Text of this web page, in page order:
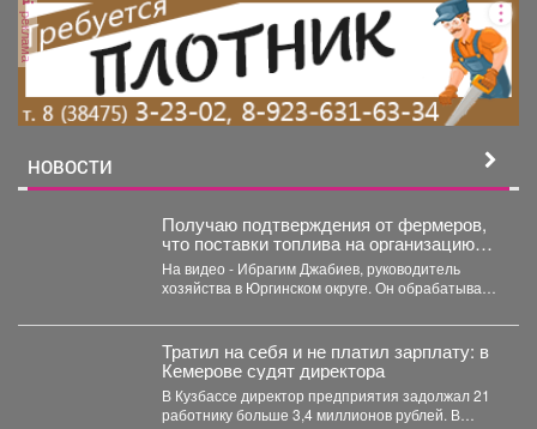
реклама
НОВОСТИ
Получаю подтверждения от фермеров,
что поставки топлива на организацию
уборочной кампании уже начались.
На видео - Ибрагим Джабиев, руководитель
хозяйства в Юргинском округе. Он обрабатывает
Тратил на себя и не платил зарплату: в
Кемерове судят директора
В Кузбассе директор предприятия задолжал 21
работнику больше 3,4 миллионов рублей. В